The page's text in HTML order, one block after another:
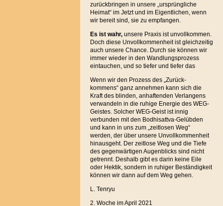
zurückbringen in unsere „ursprüngliche
Heimat“ im Jetzt und im Eigentlichen, wenn
wir bereit sind, sie zu empfangen.
Es ist wahr,unsere Praxis ist unvollkommen.
Doch diese Unvollkommenheit ist gleichzeitig
auch unsere Chance. Durch sie können wir
immer wieder in den Wandlungsprozess
eintauchen, und so tiefer und tiefer das
Wenn wir den Prozess des „Zurück-
kommens“ ganz annehmen kann sich die
Kraft des blinden, anhaftenden Verlangens
verwandeln in die ruhige Energie des WEG-
Geistes. Solcher WEG-Geist ist innig
verbunden mit den Bodhisattva-Gelübden
und kann in uns zum „zeitlosen Weg“
werden, der über unsere Unvollkommenheit
hinausgeht. Der zeitlose Weg und die Tiefe
des gegenwärtigen Augenblicks sind nicht
getrennt. Deshalb gibt es darin keine Eile
oder Hektik, sondern in ruhiger Beständigkeit
können wir dann auf dem Weg gehen.
L. Tenryu
2. Woche im April 2021